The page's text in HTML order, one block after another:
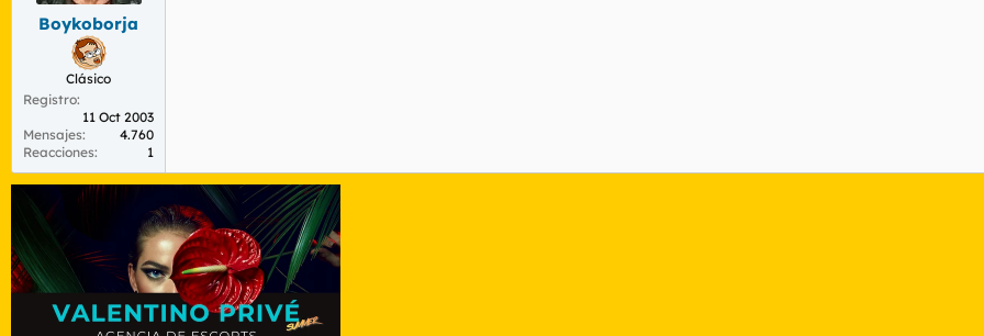
Boykoborja
Clásico
Registro
11 Oct 2003
Mensajes
4.760
Reacciones
1